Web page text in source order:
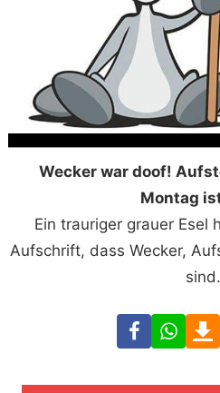
Wecker war doof!
Montag
Ein trauriger grauer Esel
Aufschrift, dass Wecker,
sind.
Facebook